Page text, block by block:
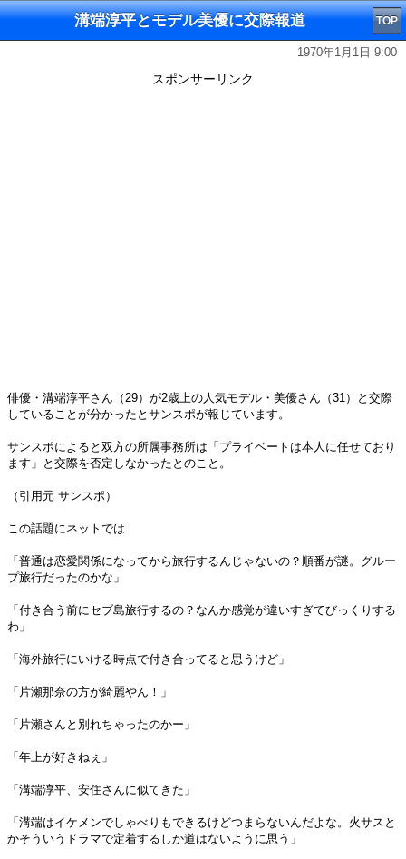
溝端淳平とモデル美優に交際報道 TOP
1970年1月1日 9:00
スポンサーリンク
俳優・溝端淳平さん（29）が2歳上の人気モデル・美優さん（31）と交際
していることが分かったとサンスポが報じています。
サンスポによると双方の所属事務所は「プライベートは本人に任せており
ます」と交際を否定しなかったとのこと。
（引用元 サンスポ）
この話題にネットでは
「普通は恋愛関係になってから旅行するんじゃないの？順番が謎。グルー
プ旅行だったのかな」
「付き合う前にセブ島旅行するの？なんか感覚が違いすぎてびっくりする
わ」
「海外旅行にいける時点で付き合ってると思うけど」
「片瀬那奈の方が綺麗やん！」
「片瀬さんと別れちゃったのかー」
「年上が好きねぇ」
「溝端淳平、安住さんに似てきた」
「溝端はイケメンでしゃべりもできるけどつまらないんだよな。火サスと
かそういうドラマで定着するしか道はないように思う」